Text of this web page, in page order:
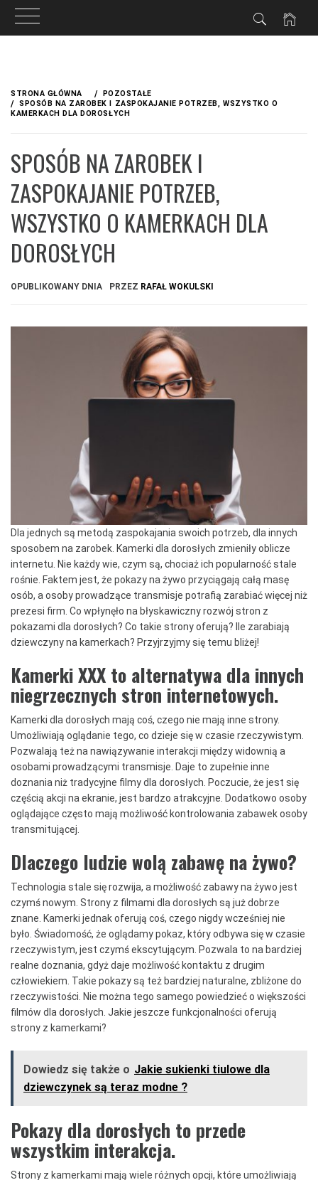
treściSTRONA GŁÓWNA
POZOSTAŁE
SPOSÓB NA ZAROBEK I ZASPOKAJANIE POTRZEB, WSZYSTKO O
KAMERKACH DLA DOROSŁYCH
SPOSÓB NA ZAROBEK I
ZASPOKAJANIE POTRZEB,
WSZYSTKO O KAMERKACH DLA
DOROSŁYCH
OPUBLIKOWANY DNIA PRZEZ RAFAŁ WOKULSKI
Dla jednych są metodą zaspokajania swoich potrzeb, dla innych
sposobem na zarobek. Kamerki dla dorosłych zmieniły oblicze
internetu. Nie każdy wie, czym są, chociaż ich popularność stale
rośnie. Faktem jest, że pokazy na żywo przyciągają całą masę
osób, a osoby prowadzące transmisje potrafią zarabiać więcej niż
prezesi firm. Co wpłynęło na błyskawiczny rozwój stron z
pokazami dla dorosłych? Co takie strony oferują? Ile zarabiają
dziewczyny na kamerkach? Przyjrzyjmy się temu bliżej!
Kamerki XXX to alternatywa dla innych
niegrzecznych stron internetowych.
Kamerki dla dorosłych mają coś, czego nie mają inne strony.
Umożliwiają oglądanie tego, co dzieje się w czasie rzeczywistym.
Pozwalają też na nawiązywanie interakcji między widownią a
osobami prowadzącymi transmisje. Daje to zupełnie inne
doznania niż tradycyjne filmy dla dorosłych. Poczucie, że jest się
częścią akcji na ekranie, jest bardzo atrakcyjne. Dodatkowo osoby
oglądające często mają możliwość kontrolowania zabawek osoby
transmitującej.
Dlaczego ludzie wolą zabawę na żywo?
Technologia stale się rozwija, a możliwość zabawy na żywo jest
czymś nowym. Strony z filmami dla dorosłych są już dobrze
znane. Kamerki jednak oferują coś, czego nigdy wcześniej nie
było. Świadomość, że oglądamy pokaz, który odbywa się w czasie
rzeczywistym, jest czymś ekscytującym. Pozwala to na bardziej
realne doznania, gdyż daje możliwość kontaktu z drugim
człowiekiem. Takie pokazy są też bardziej naturalne, zbliżone do
rzeczywistości. Nie można tego samego powiedzieć o większości
filmów dla dorosłych. Jakie jeszcze funkcjonalności oferują
strony z kamerkami?
Dowiedz się także o Jakie sukienki tiulowe dla
dziewczynek są teraz modne ?
Pokazy dla dorosłych to przede
wszystkim interakcja.
Strony z kamerkami mają wiele różnych opcji, które umożliwiają